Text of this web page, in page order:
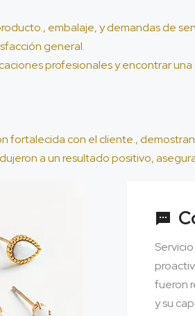
embalaje, y demandas de
general.
profesionales y encontrar
fortalecida con el cliente.,
a un resultado positivo,
fueron
y su